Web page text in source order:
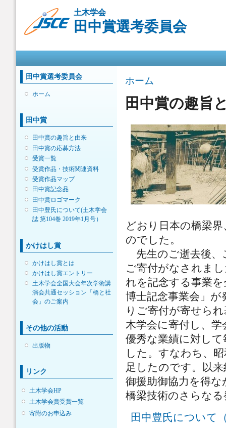
動
土木学会
田中賞選考委員会
田中賞選考委員会
ホーム
田中賞
田中賞の趣旨と由来
田中賞の応募方法
受賞一覧
受賞作品・技術関連資料
受賞作品マップ
田中賞記念品
田中賞ロゴマーク
田中豊氏について(土木学会
誌 第104巻 2019年1月号）
かけはし賞
かけはし賞とは
かけはし賞エントリー
土木学会全国大会年次学術講
演会共通セッション「橋と社
会」のご案内
その他の活動
出版物
リンク
土木学会HP
土木学会賞受賞一覧
寄附のお申込み
現在地
ホーム
田中賞の趣旨
どおり日本の橋梁
のでした。
先生のご逝去後、
ご寄付がなされま
れを記念する事業
博士記念事業会」
りご寄付が寄せら
木学会に寄付し、
優秀な業績に対し
した。すなわち、
足したのです。以
御援助御協力を得
橋梁技術のさらな
田中豊氏について